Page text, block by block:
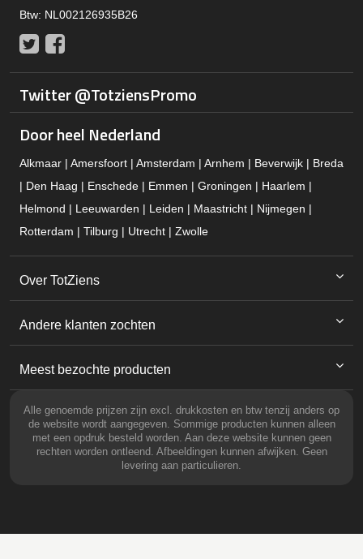
Btw: NL002126935B26
Twitter
Twitter @TotziensPromo
Door heel Nederland
Alkmaar | Amersfoort | Amsterdam | Arnhem | Beverwijk | Breda
| Den Haag | Enschede | Emmen | Groningen | Haarlem |
Helmond | Leeuwarden | Leiden | Maastricht | Nijmegen |
Rotterdam | Tilburg | Utrecht | Zwolle
Over TotZiens
Andere klanten zochten
Meest bezochte producten
Alle genoemde prijzen zijn excl. drukkosten en btw tenzij anders op
de website wordt aangegeven. Sommige producten kunnen alleen
met een opdruk besteld worden. Aan deze website kunnen geen
rechten worden ontleend. Afbeeldingen kunnen afwijken. Geen
levering aan particulieren.